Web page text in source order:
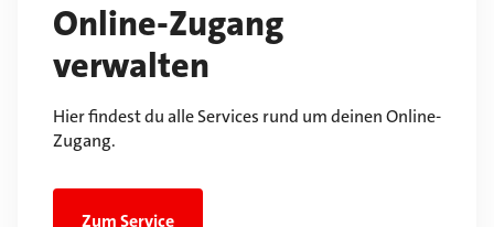
Online-Zugang
verwalten
Hier findest du alle Services rund um deinen Online-
Zugang.
Zum Service